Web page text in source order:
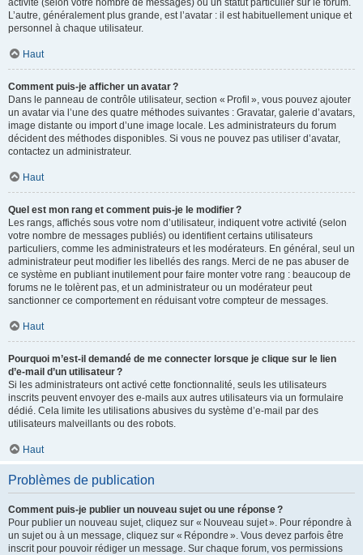
activité (selon votre nombre de messages) ou un statut particulier sur le forum.
L’autre, généralement plus grande, est l’avatar : il est habituellement unique et
personnel à chaque utilisateur.
Haut
Comment puis-je afficher un avatar ?
Dans le panneau de contrôle utilisateur, section « Profil », vous pouvez ajouter
un avatar via l’une des quatre méthodes suivantes : Gravatar, galerie d’avatars,
image distante ou import d’une image locale. Les administrateurs du forum
décident des méthodes disponibles. Si vous ne pouvez pas utiliser d’avatar,
contactez un administrateur.
Haut
Quel est mon rang et comment puis-je le modifier ?
Les rangs, affichés sous votre nom d’utilisateur, indiquent votre activité (selon
votre nombre de messages publiés) ou identifient certains utilisateurs
particuliers, comme les administrateurs et les modérateurs. En général, seul un
administrateur peut modifier les libellés des rangs. Merci de ne pas abuser de
ce système en publiant inutilement pour faire monter votre rang : beaucoup de
forums ne le tolèrent pas, et un administrateur ou un modérateur peut
sanctionner ce comportement en réduisant votre compteur de messages.
Haut
Pourquoi m’est-il demandé de me connecter lorsque je clique sur le lien
d’e-mail d’un utilisateur ?
Si les administrateurs ont activé cette fonctionnalité, seuls les utilisateurs
inscrits peuvent envoyer des e-mails aux autres utilisateurs via un formulaire
dédié. Cela limite les utilisations abusives du système d’e-mail par des
utilisateurs malveillants ou des robots.
Haut
Problèmes de publication
Comment puis-je publier un nouveau sujet ou une réponse ?
Pour publier un nouveau sujet, cliquez sur « Nouveau sujet ». Pour répondre à
un sujet ou à un message, cliquez sur « Répondre ». Vous devez parfois être
inscrit pour pouvoir rédiger un message. Sur chaque forum, vos permissions